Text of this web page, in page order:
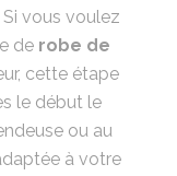
vous voulez
de robe de
cette étape
le début le
ou au
à votre